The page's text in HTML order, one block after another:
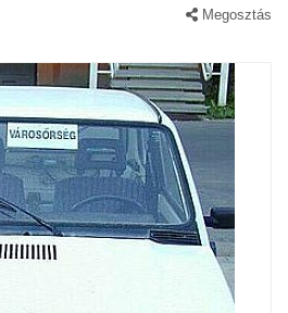
Megosztás